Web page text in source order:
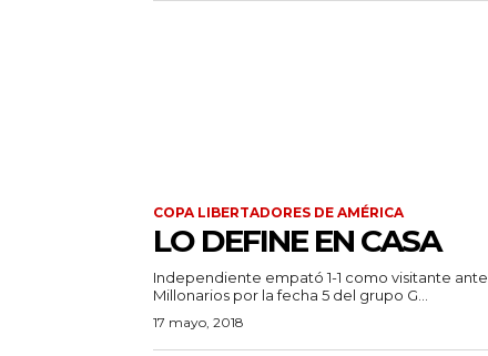
COPA LIBERTADORES DE AMÉRICA
LO DEFINE EN CASA
Independiente empató 1-1 como visitante ante
Millonarios por la fecha 5 del grupo G...
17 mayo, 2018